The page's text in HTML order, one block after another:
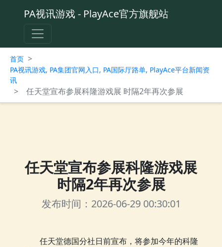
PA视讯游戏 - PlayAce官方旗舰站
首页 >
PA视讯游戏, PA集团官网入口, PA国际厅路单, PlayAce平台新闻资
讯
> 任天堂宣布参展科隆游戏展 时隔2年再次参展
任天堂宣布参展科隆游戏展
时隔2年再次参展
发布时间：2026-06-29 00:30:01
任天堂德国分社日前宣布，将参加今年的科隆